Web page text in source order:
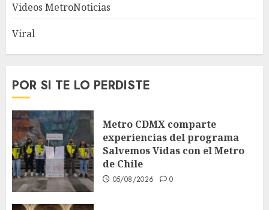
Videos MetroNoticias
Viral
POR SI TE LO PERDISTE
Metro CDMX comparte
experiencias del programa
Salvemos Vidas con el Metro
de Chile
05/08/2026 0